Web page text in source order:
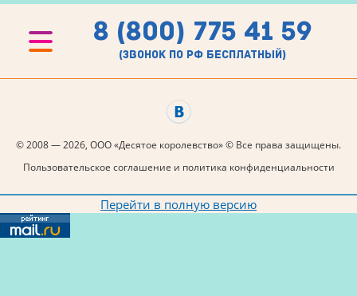
8 (800) 775 41 59
(звонок по рф бесплатный)
© 2008 — 2026, ООО «Десятое королевство» © Все права защищены.
Пользовательское соглашение и политика конфиденциальности
Перейти в полную версию